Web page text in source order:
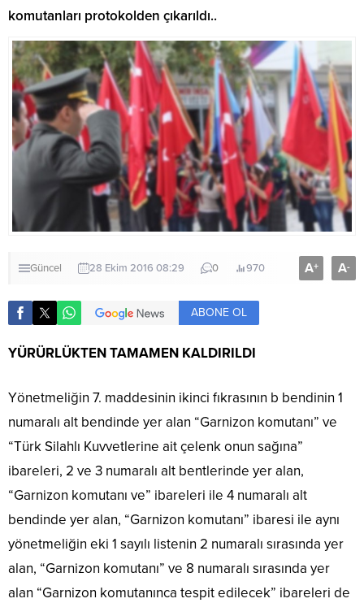
komutanları protokolden çıkarıldı..
Güncel 28 Ekim 2016 08:29 0 970 A+ A-
ABONE OL
YÜRÜRLÜKTEN TAMAMEN KALDIRILDI
Yönetmeliğin 7. maddesinin ikinci fıkrasının b bendinin 1
numaralı alt bendinde yer alan “Garnizon komutanı” ve
“Türk Silahlı Kuvvetlerine ait çelenk onun sağına”
ibareleri, 2 ve 3 numaralı alt bentlerinde yer alan,
“Garnizon komutanı ve” ibareleri ile 4 numaralı alt
bendinde yer alan, “Garnizon komutanı” ibaresi ile aynı
yönetmeliğin eki 1 sayılı listenin 2 numaralı sırasında yer
alan, “Garnizon komutanı” ve 8 numaralı sırasında yer
alan “Garnizon komutanınca tespit edilecek” ibareleri de